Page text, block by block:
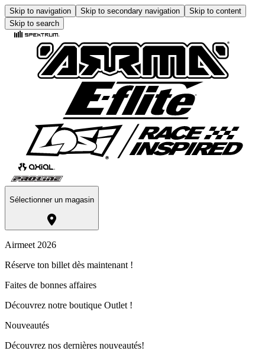
Skip to navigation Skip to secondary navigation
Skip to content
Skip to search
Sélectionner un magasin
Airmeet 2026
Réserve ton billet dès maintenant !
Faites de bonnes affaires
Découvrez notre boutique Outlet !
Nouveautés
Découvrez nos dernières nouveautés!